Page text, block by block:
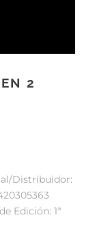
2
Distribuidor:
Edición: 1ª